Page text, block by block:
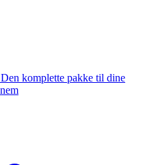
Den komplette pakke til dine